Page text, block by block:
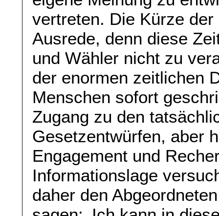
vertreten. Die Kürze
Ausrede, denn diese
und Wähler nicht zu
der enormen zeitlichen
Menschen sofort
Zugang zu den
Gesetzentwürfen, aber
Engagement und
Informationslage
daher den